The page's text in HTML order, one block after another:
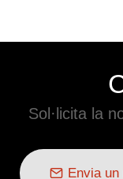
Sol·licita la
Envia